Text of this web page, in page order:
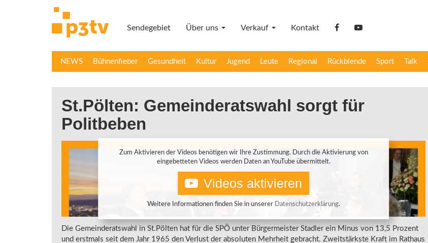
Sendegebiet Über uns Verkauf Kontakt facebookYouTube
NEWS Bühnenfieber Gesundheit Kultur Jugend Leute Regional Rückblende Sport Talk
St.Pölten: Gemeinderatswahl sorgt für
Politbeben
Zum Aktivieren der Videos benötigen wir Ihre Zustimmung. Durch die Aktivierung von
eingebetteten Videos werden Daten an YouTube übermittelt.
Videos aktivieren
Weitere Informationen finden Sie in unserer Datenschutzerklärung.
Die Gemeinderatswahl in St.Pölten hat für die SPÖ unter Bürgermeister Stadler ein Minus von 13,5 Prozent
und erstmals seit dem Jahr 1965 den Verlust der absoluten Mehrheit gebracht. Zweitstärkste Kraft im Rathaus